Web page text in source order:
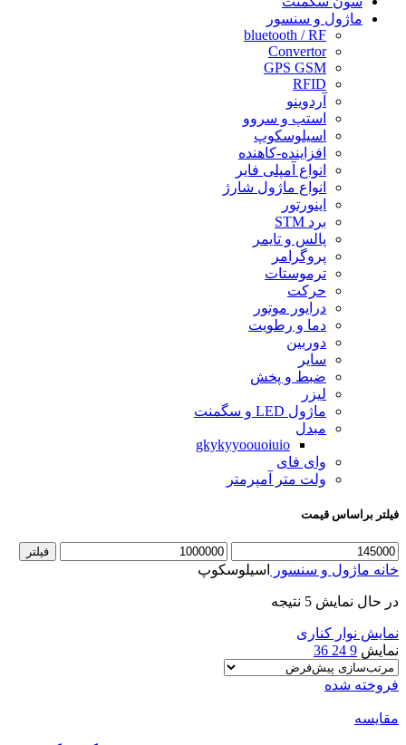
ماژول و سنسور
bluetooth / RF
Convertor
GPS GSM
RFID
آردوینو
استپ و سروو
اسیلوسکوپ
افزاینده-کاهنده
انواع آمپلی فایر
انواع ماژول شارژ
اینورتور
برد STM
پالس و تایمر
پروگرامر
ترموستات
حرکت
درایور موتور
دما و رطویت
دوربین
سایر
ضبط و پخش
لیزر
ماژول LED و سگمنت
مبدل
gkykyyoouoiuio
وای فای
ولت متر آمپرمتر
فیلتر براساس قیمت
فیلتر
خانه ماژول و سنسور اسیلوسکوپ
در حال نمایش 5 نتیجه
نمایش نوار کناری
نمایش 9
24
36
فروخته شده
مقايسه